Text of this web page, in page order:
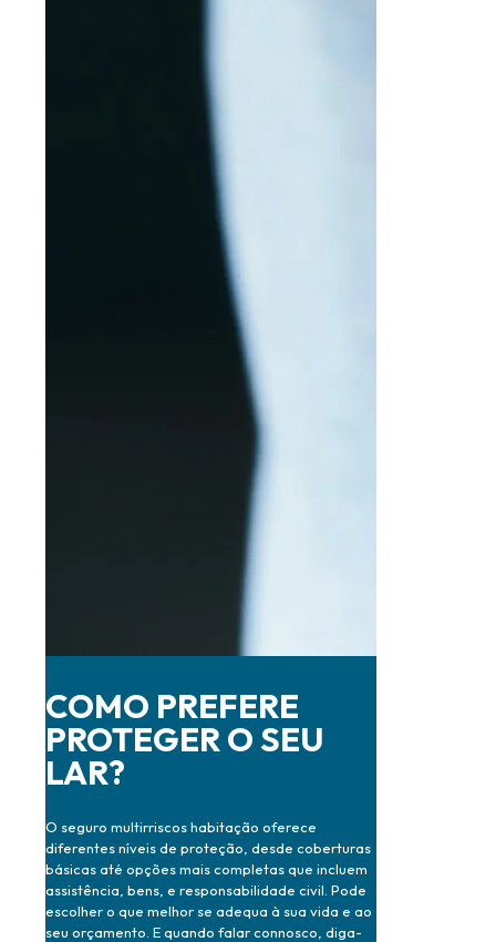
COMO PREFERE
PROTEGER O SEU
LAR?
O seguro multirriscos habitação oferece
diferentes níveis de proteção, desde coberturas
básicas até opções mais completas que incluem
assistência, bens, e responsabilidade civil. Pode
escolher o que melhor se adequa à sua vida e ao
seu orçamento. E quando falar connosco, diga-